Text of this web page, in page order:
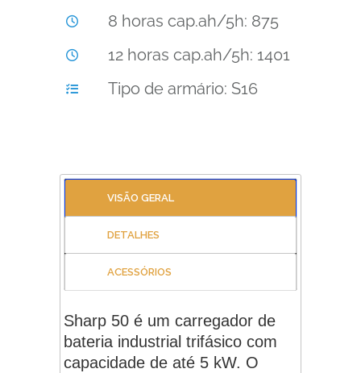
8 horas cap.ah/5h: 875
12 horas cap.ah/5h: 1401
Tipo de armário: S16
VISÃO GERAL
DETALHES
ACESSÓRIOS
Sharp 50 é um carregador de
bateria industrial trifásico com
capacidade de até 5 kW. O